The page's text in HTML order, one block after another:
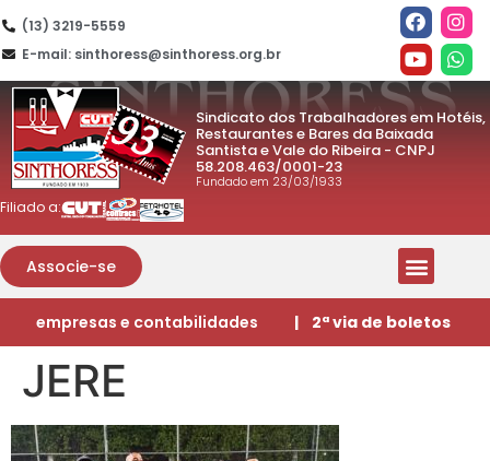
(13) 3219-5559
E-mail: sinthoress@sinthoress.org.br
Sindicato dos Trabalhadores em Hotéis,
Restaurantes e Bares da Baixada
Santista e Vale do Ribeira - CNPJ
58.208.463/0001-23
Fundado em 23/03/1933
Filiado a:
Associe-se
empresas e contabilidades | 2ª via de boletos
JERE